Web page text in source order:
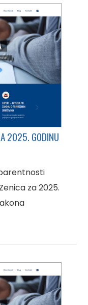
2025. GODINU
za 2025.